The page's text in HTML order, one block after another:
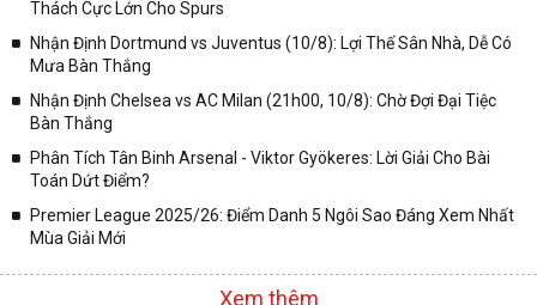
✓ VĐQG Pháp;
✓ Liên Đoàn Anh;
✓ U23 Châu Á;
✓ Euro 2020;
✓ VLWC KV Châu Á;
Thách Cực Lớn Cho Spurs
Nhận Định Dortmund vs Juventus (10/8): Lợi Thế Sân Nhà, Dễ Có
Mưa Bàn Thắng
Nhận Định Chelsea vs AC Milan (21h00, 10/8): Chờ Đợi Đại Tiệc
Bàn Thắng
Phân Tích Tân Binh Arsenal - Viktor Gyökeres: Lời Giải Cho Bài
Toán Dứt Điểm?
Premier League 2025/26: Điểm Danh 5 Ngôi Sao Đáng Xem Nhất
Mùa Giải Mới
Xem thêm